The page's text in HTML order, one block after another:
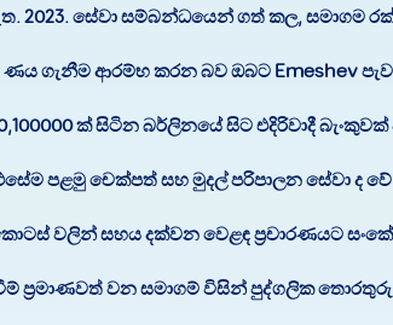
2023. සේවා සම්බන්ධයෙන් ගත් කල, සමාගම
ගැනීම ආරම්භ කරන බව ඔබට Emeshev
ක් සිටින බර්ලිනයේ සිට එදිරිවාදී බැංකුවක්
පළමු චෙක්පත් සහ මුදල් පරිපාලන සේවා ද
වලින් සහය දක්වන වෙළඳ ප්‍රචාරණයට
ප්‍රමාණවත් වන සමාගම් විසින් පුද්ගලික තොරතුරු